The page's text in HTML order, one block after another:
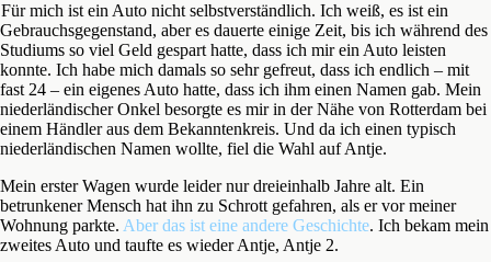
Für mich ist ein Auto nicht selbstverständlich. Ich weiß, es ist ein
Gebrauchsgegenstand, aber es dauerte einige Zeit, bis ich während des
Studiums so viel Geld gespart hatte, dass ich mir ein Auto leisten
konnte. Ich habe mich damals so sehr gefreut, dass ich endlich – mit
fast 24 – ein eigenes Auto hatte, dass ich ihm einen Namen gab. Mein
niederländischer Onkel besorgte es mir in der Nähe von Rotterdam bei
einem Händler aus dem Bekanntenkreis. Und da ich einen typisch
niederländischen Namen wollte, fiel die Wahl auf Antje.
Mein erster Wagen wurde leider nur dreieinhalb Jahre alt. Ein
betrunkener Mensch hat ihn zu Schrott gefahren, als er vor meiner
Wohnung parkte. Aber das ist eine andere Geschichte. Ich bekam mein
zweites Auto und taufte es wieder Antje, Antje 2.